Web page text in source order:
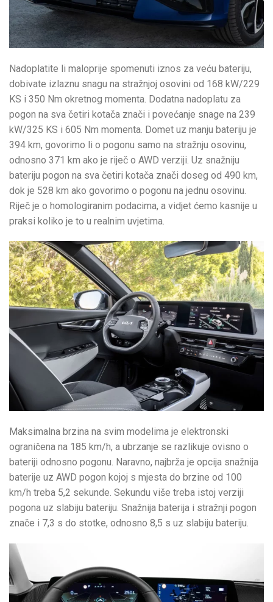
Nadoplatite li maloprije spomenuti iznos za veću bateriju,
dobivate izlaznu snagu na stražnjoj osovini od 168 kW/229
KS i 350 Nm okretnog momenta. Dodatna nadoplatu za
pogon na sva četiri kotača znači i povećanje snage na 239
kW/325 KS i 605 Nm momenta. Domet uz manju bateriju je
394 km, govorimo li o pogonu samo na stražnju osovinu,
odnosno 371 km ako je riječ o AWD verziji. Uz snažniju
bateriju pogon na sva četiri kotača znači doseg od 490 km,
dok je 528 km ako govorimo o pogonu na jednu osovinu.
Riječ je o homologiranim podacima, a vidjet ćemo kasnije u
praksi koliko je to u realnim uvjetima.
Maksimalna brzina na svim modelima je elektronski
ograničena na 185 km/h, a ubrzanje se razlikuje ovisno o
bateriji odnosno pogonu. Naravno, najbrža je opcija snažnija
baterije uz AWD pogon kojoj s mjesta do brzine od 100
km/h treba 5,2 sekunde. Sekundu više treba istoj verziji
pogona uz slabiju bateriju. Snažnija baterija i stražnji pogon
znače i 7,3 s do stotke, odnosno 8,5 s uz slabiju bateriju.